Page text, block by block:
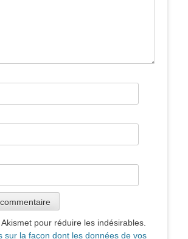
pour réduire les indésirables.
sur la façon dont les données de vos